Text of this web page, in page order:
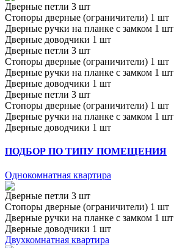
Дверные петли 3 шт
Стопоры дверные (ограничители) 1 шт
Дверные ручки на планке с замком 1 шт
Дверные доводчики 1 шт
Дверные петли 3 шт
Стопоры дверные (ограничители) 1 шт
Дверные ручки на планке с замком 1 шт
Дверные доводчики 1 шт
Дверные петли 3 шт
Стопоры дверные (ограничители) 1 шт
Дверные ручки на планке с замком 1 шт
Дверные доводчики 1 шт
ПОДБОР ПО ТИПУ ПОМЕЩЕНИЯ
Однокомнатная квартира
Дверные петли 3 шт
Стопоры дверные (ограничители) 1 шт
Дверные ручки на планке с замком 1 шт
Дверные доводчики 1 шт
Двухкомнатная квартира